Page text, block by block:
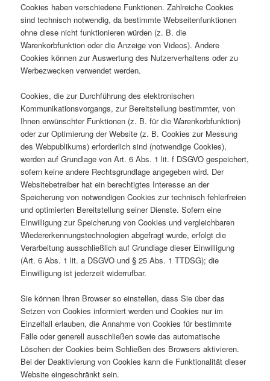
Cookies haben verschiedene Funktionen. Zahlreiche Cookies
sind technisch notwendig, da bestimmte Webseitenfunktionen
ohne diese nicht funktionieren würden (z. B. die
Warenkorbfunktion oder die Anzeige von Videos). Andere
Cookies können zur Auswertung des Nutzerverhaltens oder zu
Werbezwecken verwendet werden.
Cookies, die zur Durchführung des elektronischen
Kommunikationsvorgangs, zur Bereitstellung bestimmter, von
Ihnen erwünschter Funktionen (z. B. für die Warenkorbfunktion)
oder zur Optimierung der Website (z. B. Cookies zur Messung
des Webpublikums) erforderlich sind (notwendige Cookies),
werden auf Grundlage von Art. 6 Abs. 1 lit. f DSGVO gespeichert,
sofern keine andere Rechtsgrundlage angegeben wird. Der
Websitebetreiber hat ein berechtigtes Interesse an der
Speicherung von notwendigen Cookies zur technisch fehlerfreien
und optimierten Bereitstellung seiner Dienste. Sofern eine
Einwilligung zur Speicherung von Cookies und vergleichbaren
Wiedererkennungstechnologien abgefragt wurde, erfolgt die
Verarbeitung ausschließlich auf Grundlage dieser Einwilligung
(Art. 6 Abs. 1 lit. a DSGVO und § 25 Abs. 1 TTDSG); die
Einwilligung ist jederzeit widerrufbar.
Sie können Ihren Browser so einstellen, dass Sie über das
Setzen von Cookies informiert werden und Cookies nur im
Einzelfall erlauben, die Annahme von Cookies für bestimmte
Fälle oder generell ausschließen sowie das automatische
Löschen der Cookies beim Schließen des Browsers aktivieren.
Bei der Deaktivierung von Cookies kann die Funktionalität dieser
Website eingeschränkt sein.